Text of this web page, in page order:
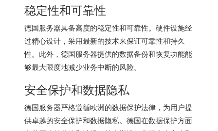
稳定性和可靠性
德国服务器具备高度的稳定性和可靠性。硬件设施经
过精心设计，采用最新的技术来保证可靠性和持久
性。此外，德国服务器提供的数据备份和恢复功能能
够最大限度地减少业务中断的风险。
安全保护和数据隐私
德国服务器严格遵循欧洲的数据保护法律，为用户提
供卓越的安全保护和数据隐私。德国在数据保护方面